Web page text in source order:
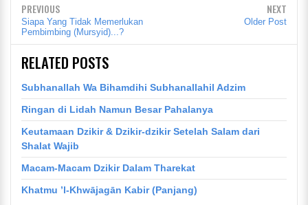
PREVIOUS
Siapa Yang Tidak Memerlukan
Pembimbing (Mursyid)...?
NEXT
Older Post
RELATED POSTS
Subhanallah Wa Bihamdihi Subhanallahil Adzim
Ringan di Lidah Namun Besar Pahalanya
Keutamaan Dzikir & Dzikir-dzikir Setelah Salam dari
Shalat Wajib
Macam-Macam Dzikir Dalam Tharekat
Khatmu ’l-Khwājagān Kabir (Panjang)